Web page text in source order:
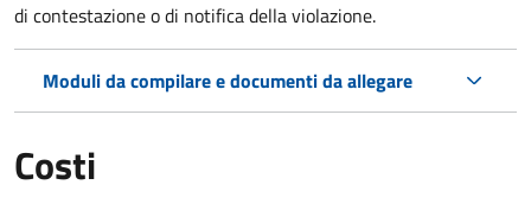
di contestazione o di notifica della violazione.
Moduli da compilare e documenti da allegare
Costi